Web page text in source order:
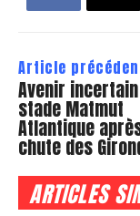
Article
Avenir
stade Matmut
Atlantique
chute des
ARTICLES